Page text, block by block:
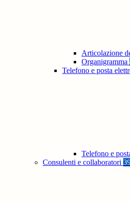
Articolazione
Organigramma
Telefono e posta
Telefono e
Consulenti e collaboratori